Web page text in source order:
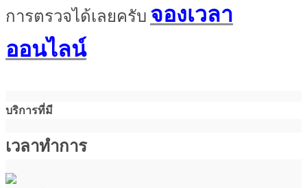
การตรวจได้เลยครับ จองเวลา
ออนไลน์
บริการที่มี
เวลาทำการ